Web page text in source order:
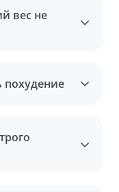
вес не
похудение